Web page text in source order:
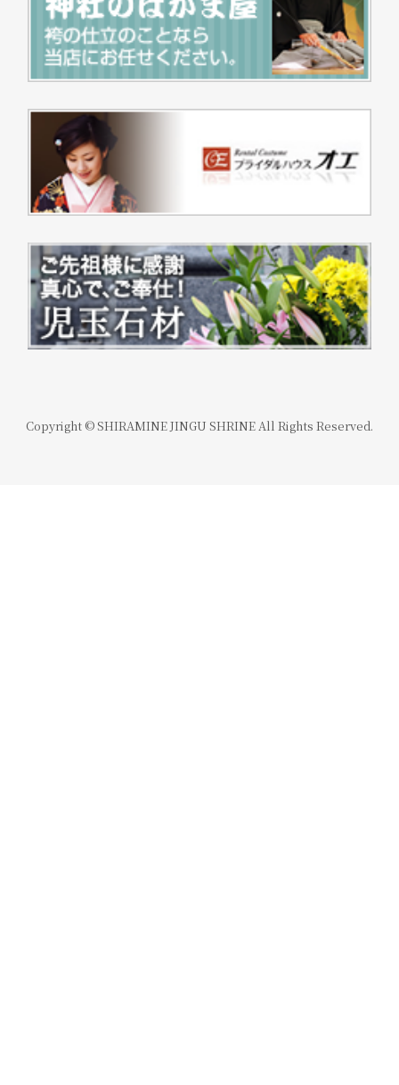
Copyright © SHIRAMINE JINGU SHRINE All Rights Reserved.